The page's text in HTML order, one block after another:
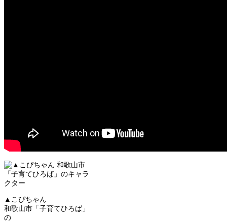
▲こぴちゃん
和歌山市「子育てひろば」
の